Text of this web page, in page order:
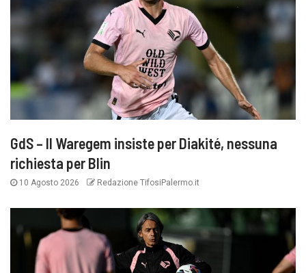
GdS – Il Waregem insiste per Diakité, nessuna
richiesta per Blin
10 Agosto 2026 Redazione TifosiPalermo.it